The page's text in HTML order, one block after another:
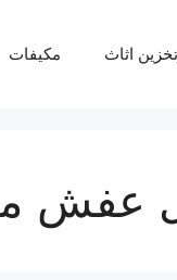
اثاث مكيفات
عفش